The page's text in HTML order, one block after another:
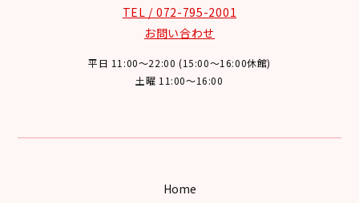
TEL / 072-795-2001
お問い合わせ
平日 11:00～22:00 (15:00～16:00休館)
土曜 11:00～16:00
Home